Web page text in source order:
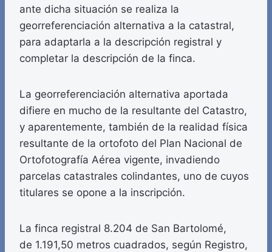
ante dicha situación se realiza la
georreferenciación alternativa a la catastral,
para adaptarla a la descripción registral y
completar la descripción de la finca.
La georreferenciación alternativa aportada
difiere en mucho de la resultante del Catastro,
y aparentemente, también de la realidad física
resultante de la ortofoto del Plan Nacional de
Ortofotografía Aérea vigente, invadiendo
parcelas catastrales colindantes, uno de cuyos
titulares se opone a la inscripción.
La finca registral 8.204 de San Bartolomé,
de 1.191,50 metros cuadrados, según Registro,